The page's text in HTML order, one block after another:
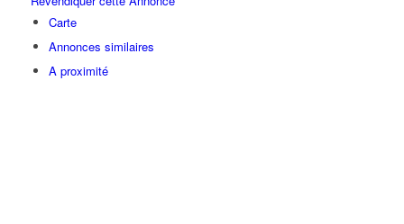
Carte
Annonces similaires
A proximité